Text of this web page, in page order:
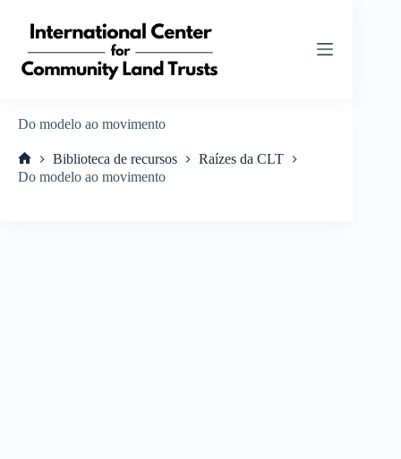
conteúdo
Do modelo ao movimento
Home
Biblioteca de recursos
Raízes da CLT
Do modelo ao movimento